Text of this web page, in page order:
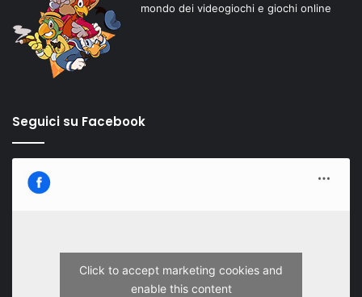
mondo dei videogiochi e giochi online
Seguici su Facebook
Click to accept marketing cookies and
enable this content